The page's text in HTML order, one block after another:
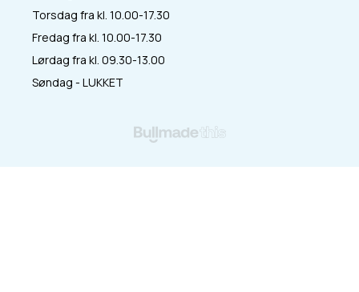
Torsdag fra kl. 10.00-17.30
Fredag fra kl. 10.00-17.30
Lørdag fra kl. 09.30-13.00
Søndag - LUKKET